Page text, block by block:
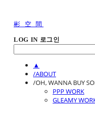
彬 空 間
LOG IN 로그인
▲
/ABOUT
/OH, WANNA BUY
PPP WORK
GLEAMY